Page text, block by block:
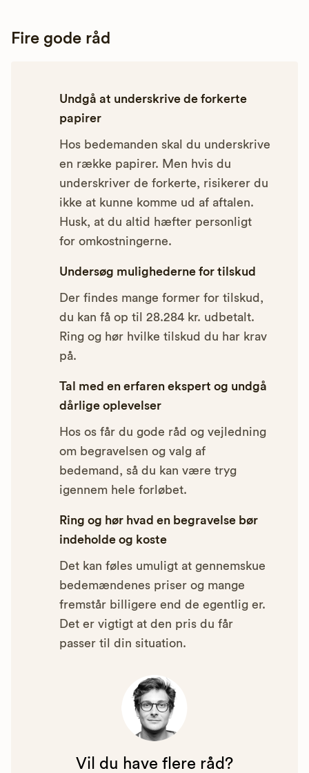
Fire gode råd
Undgå at underskrive de forkerte
papirer
Hos bedemanden skal du underskrive
en række papirer. Men hvis du
underskriver de forkerte, risikerer du
ikke at kunne komme ud af aftalen.
Husk, at du altid hæfter personligt
for omkostningerne.
Undersøg mulighederne for tilskud
Der findes mange former for tilskud,
du kan få op til 28.284 kr. udbetalt.
Ring og hør hvilke tilskud du har krav
på.
Tal med en erfaren ekspert og undgå
dårlige oplevelser
Hos os får du gode råd og vejledning
om begravelsen og valg af
bedemand, så du kan være tryg
igennem hele forløbet.
Ring og hør hvad en begravelse bør
indeholde og koste
Det kan føles umuligt at gennemskue
bedemændenes priser og mange
fremstår billigere end de egentlig er.
Det er vigtigt at den pris du får
passer til din situation.
Vil du have flere råd?